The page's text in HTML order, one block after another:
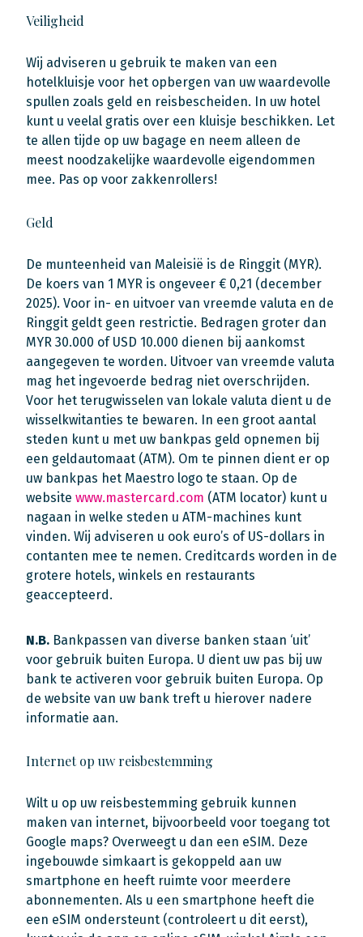
Veiligheid
Wij adviseren u gebruik te maken van een
hotelkluisje voor het opbergen van uw waardevolle
spullen zoals geld en reisbescheiden. In uw hotel
kunt u veelal gratis over een kluisje beschikken. Let
te allen tijde op uw bagage en neem alleen de
meest noodzakelijke waardevolle eigendommen
mee. Pas op voor zakkenrollers!
Geld
De munteenheid van Maleisië is de Ringgit (MYR).
De koers van 1 MYR is ongeveer € 0,21 (december
2025). Voor in- en uitvoer van vreemde valuta en de
Ringgit geldt geen restrictie. Bedragen groter dan
MYR 30.000 of USD 10.000 dienen bij aankomst
aangegeven te worden. Uitvoer van vreemde valuta
mag het ingevoerde bedrag niet overschrijden.
Voor het terugwisselen van lokale valuta dient u de
wisselkwitanties te bewaren. In een groot aantal
steden kunt u met uw bankpas geld opnemen bij
een geldautomaat (ATM). Om te pinnen dient er op
uw bankpas het Maestro logo te staan. Op de
website www.mastercard.com (ATM locator) kunt u
nagaan in welke steden u ATM-machines kunt
vinden. Wij adviseren u ook euro’s of US-dollars in
contanten mee te nemen. Creditcards worden in de
grotere hotels, winkels en restaurants
geaccepteerd.
N.B. Bankpassen van diverse banken staan ‘uit’
voor gebruik buiten Europa. U dient uw pas bij uw
bank te activeren voor gebruik buiten Europa. Op
de website van uw bank treft u hierover nadere
informatie aan.
Internet op uw reisbestemming
Wilt u op uw reisbestemming gebruik kunnen
maken van internet, bijvoorbeeld voor toegang tot
Google maps? Overweegt u dan een eSIM. Deze
ingebouwde simkaart is gekoppeld aan uw
smartphone en heeft ruimte voor meerdere
abonnementen. Als u een smartphone heeft die
een eSIM ondersteunt (controleert u dit eerst),